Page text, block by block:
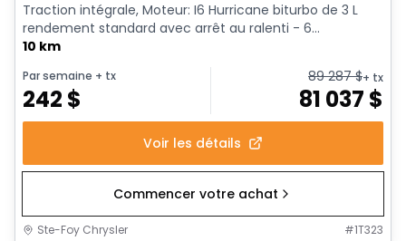
Traction intégrale, Moteur: I6 Hurricane biturbo de 3 L
rendement standard avec arrêt au ralenti - 6...
10 km
Par semaine + tx
242 $
89 287$+ tx
81 037 $
Voir les détails
Commencer votre achat
Ste-Foy Chrysler #1T323